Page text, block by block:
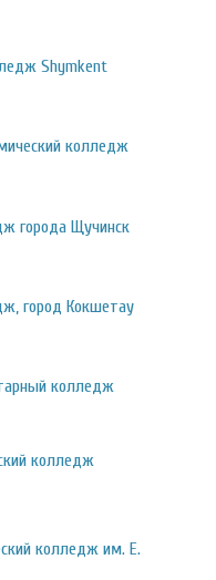
Shymkent
колледж
города Щучинск
город Кокшетау
колледж
колледж
колледж им. Е.